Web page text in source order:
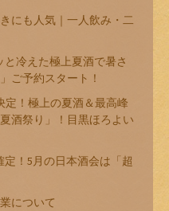
にも人気｜一人飲み・二
と冷えた極上夏酒で暑さ
ご予約スタート！
定！極上の夏酒＆最高峰
酒祭り」！目黒ほろよい
定！5月の日本酒会は「超
について